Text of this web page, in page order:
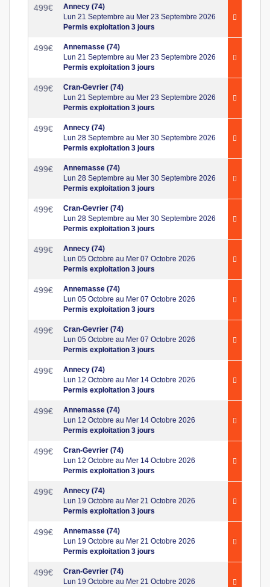
499€
Annecy (74)
Lun 21 Septembre au Mer 23 Septembre 2026
Permis exploitation 3 jours
499€
Annemasse (74)
Lun 21 Septembre au Mer 23 Septembre 2026
Permis exploitation 3 jours
499€
Cran-Gevrier (74)
Lun 21 Septembre au Mer 23 Septembre 2026
Permis exploitation 3 jours
499€
Annecy (74)
Lun 28 Septembre au Mer 30 Septembre 2026
Permis exploitation 3 jours
499€
Annemasse (74)
Lun 28 Septembre au Mer 30 Septembre 2026
Permis exploitation 3 jours
499€
Cran-Gevrier (74)
Lun 28 Septembre au Mer 30 Septembre 2026
Permis exploitation 3 jours
499€
Annecy (74)
Lun 05 Octobre au Mer 07 Octobre 2026
Permis exploitation 3 jours
499€
Annemasse (74)
Lun 05 Octobre au Mer 07 Octobre 2026
Permis exploitation 3 jours
499€
Cran-Gevrier (74)
Lun 05 Octobre au Mer 07 Octobre 2026
Permis exploitation 3 jours
499€
Annecy (74)
Lun 12 Octobre au Mer 14 Octobre 2026
Permis exploitation 3 jours
499€
Annemasse (74)
Lun 12 Octobre au Mer 14 Octobre 2026
Permis exploitation 3 jours
499€
Cran-Gevrier (74)
Lun 12 Octobre au Mer 14 Octobre 2026
Permis exploitation 3 jours
499€
Annecy (74)
Lun 19 Octobre au Mer 21 Octobre 2026
Permis exploitation 3 jours
499€
Annemasse (74)
Lun 19 Octobre au Mer 21 Octobre 2026
Permis exploitation 3 jours
499€
Cran-Gevrier (74)
Lun 19 Octobre au Mer 21 Octobre 2026